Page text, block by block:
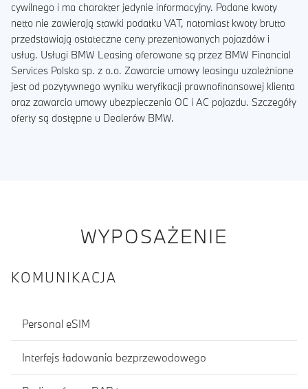
cywilnego i ma charakter jedynie informacyjny. Podane kwoty
netto nie zawierają stawki podatku VAT, natomiast kwoty brutto
przedstawiają ostateczne ceny prezentowanych pojazdów i
usług. Usługi BMW Leasing oferowane są przez BMW Financial
Services Polska sp. z o.o. Zawarcie umowy leasingu uzależnione
jest od pozytywnego wyniku weryfikacji prawnofinansowej klienta
oraz zawarcia umowy ubezpieczenia OC i AC pojazdu. Szczegóły
oferty są dostępne u Dealerów BMW.
WYPOSAŻENIE
KOMUNIKACJA
Personal eSIM
Interfejs ładowania bezprzewodowego